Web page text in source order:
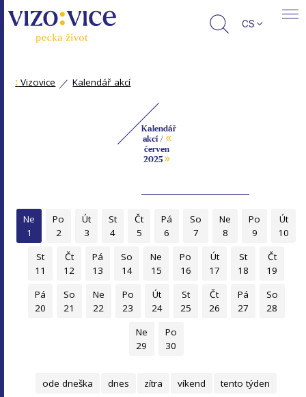
CS
: Vizovice Kalendář akcí
Kalendář
akcí / «
červen
2025»
Ne
1
Po
2
Út
3
St
4
Čt
5
Pá
6
So
7
Ne
8
Po
9
Út
10
St
11
Čt
12
Pá
13
So
14
Ne
15
Po
16
Út
17
St
18
Čt
19
Pá
20
So
21
Ne
22
Po
23
Út
24
St
25
Čt
26
Pá
27
So
28
Ne
29
Po
30
ode dneška dnes zítra víkend
tento týden